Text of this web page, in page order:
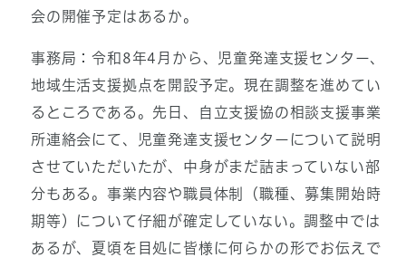
会の開催予定はあるか。
事務局：令和8年4月から、児童発達支援センター、
地域生活支援拠点を開設予定。現在調整を進めてい
るところである。先日、自立支援協の相談支援事業
所連絡会にて、児童発達支援センターについて説明
させていただいたが、中身がまだ詰まっていない部
分もある。事業内容や職員体制（職種、募集開始時
期等）について仔細が確定していない。調整中では
あるが、夏頃を目処に皆様に何らかの形でお伝えで